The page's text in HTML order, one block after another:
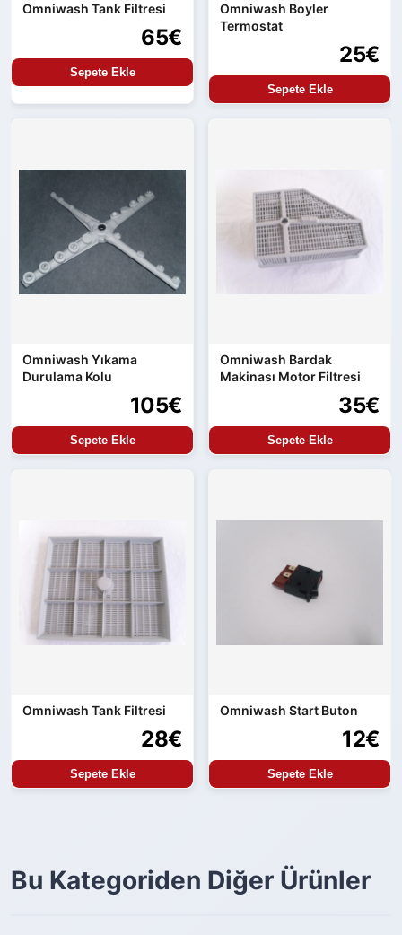
Omniwash Tank Filtresi
65€
Sepete Ekle
Omniwash Boyler
Termostat
25€
Sepete Ekle
Omniwash Yıkama
Durulama Kolu
105€
Sepete Ekle
Omniwash Bardak
Makinası Motor Filtresi
35€
Sepete Ekle
Omniwash Tank Filtresi
28€
Sepete Ekle
Omniwash Start Buton
12€
Sepete Ekle
Bu Kategoriden Diğer Ürünler